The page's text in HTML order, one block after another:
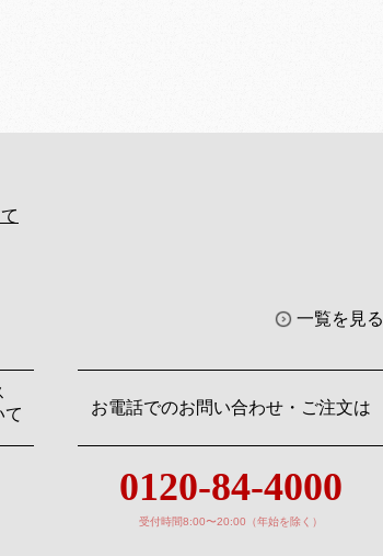
一覧を見る
て
お電話でのお問い合わせ・ご注文は
0120-84-4000
受付時間8:00〜20:00（年始を除く）